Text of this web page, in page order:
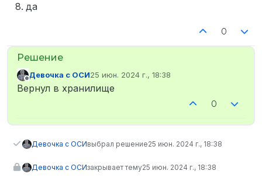
да
0
Не в сети
Девочка с ОСИ25 июн. 2024 г., 18:38
отредактировано
Вернул в хранилище
0
Девочка с ОСИвыбрал решение25 июн. 2024 г., 18:38
Девочка с ОСИзакрывает тему25 июн. 2024 г., 18:38